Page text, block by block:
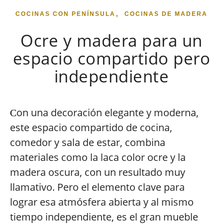
COCINAS CON PENÍNSULA , COCINAS DE MADERA
Ocre y madera para un
espacio compartido pero
independiente
Con una decoración elegante y moderna,
este espacio compartido de cocina,
comedor y sala de estar, combina
materiales como la laca color ocre y la
madera oscura, con un resultado muy
llamativo. Pero el elemento clave para
lograr esa atmósfera abierta y al mismo
tiempo independiente, es el gran mueble